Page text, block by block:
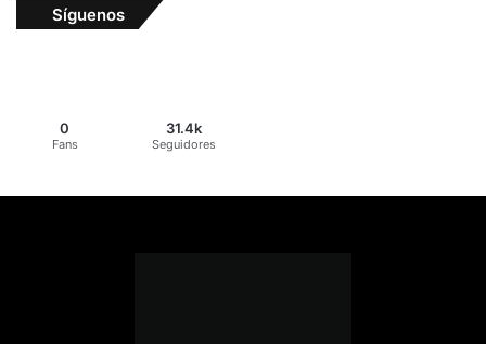
Síguenos
0
Fans
31.4k
Seguidores